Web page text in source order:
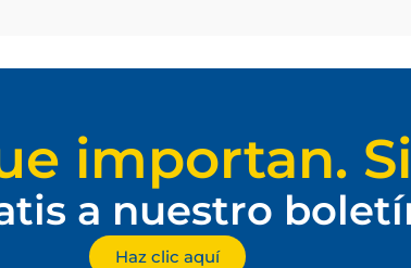
importan.
a nuestro
Haz clic aquí